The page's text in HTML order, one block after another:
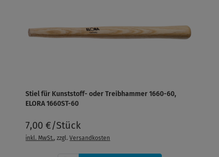
Stiel für Kunststoff- oder Treibhammer 1660-60,
ELORA 1660ST-60
7,00 €/Stück
inkl. MwSt., zzgl.Versandkosten